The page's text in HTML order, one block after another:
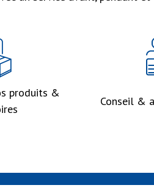
produits &
Conseil &